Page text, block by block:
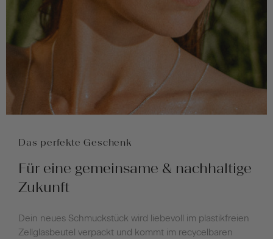
Das perfekte Geschenk
Für eine gemeinsame & nachhaltige
Zukunft
Dein neues Schmuckstück wird liebevoll im plastikfreien
Zellglasbeutel verpackt und kommt im recycelbaren